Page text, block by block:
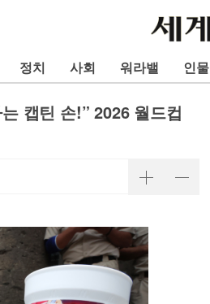
정치 사회 워라밸 인물
캡틴 손!” 2026 월드컵